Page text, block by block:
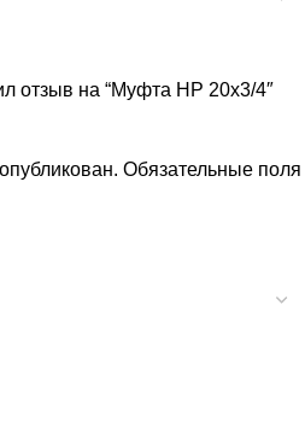
отзыв на “Муфта НР 20х3/4″
Обязательные поля